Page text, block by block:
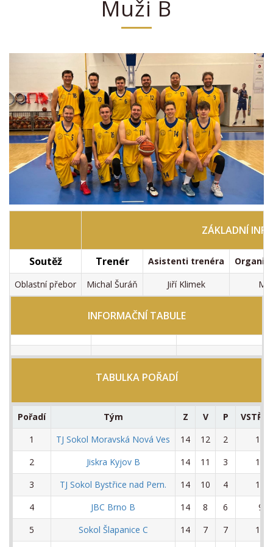
Muži B
ZÁKLADNÍ
Soutěž Trenér Asistenti trenéra
Oblastní přebor
Michal Šuráň Jiří Klimek
INFORMAČNÍ TABULE
TABULKA POŘADÍ
Pořadí Tým Z V P
1
TJ Sokol Moravská Nová Ves 14 12 2
2
Jiskra Kyjov B 14 11 3
3
TJ Sokol Bystřice nad Pern. 14 10 4
4
JBC Brno B 14 8 6
982
5
Sokol Šlapanice C 14 7 7